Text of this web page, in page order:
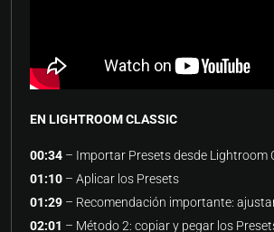
EN LIGHTROOM CLASSIC
00:34 – Importar Presets desde Lightroom
01:10 – Aplicar los Presets
01:29 – Recomendación importante:
02:01 – Método 2: copiar y pegar los